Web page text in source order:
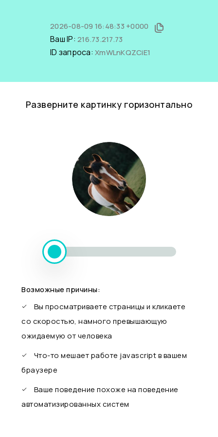
2026-08-09 16:48:33 +0000
Ваш IP: 216.73.217.73
ID запроса: XmWLnKQZCiE1
Разверните картинку горизонтально
Возможные причины:
Вы просматриваете страницы и кликаете
со скоростью, намного превышающую
ожидаемую от человека
Что-то мешает работе javascript в вашем
браузере
Ваше поведение похоже на поведение
автоматизированных систем